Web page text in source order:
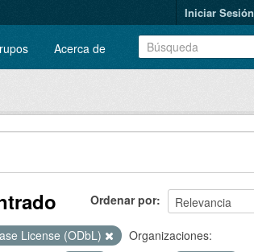
Iniciar Sesión
Acerca de
Ordenar por
License (ODbL)
Organizaciones: